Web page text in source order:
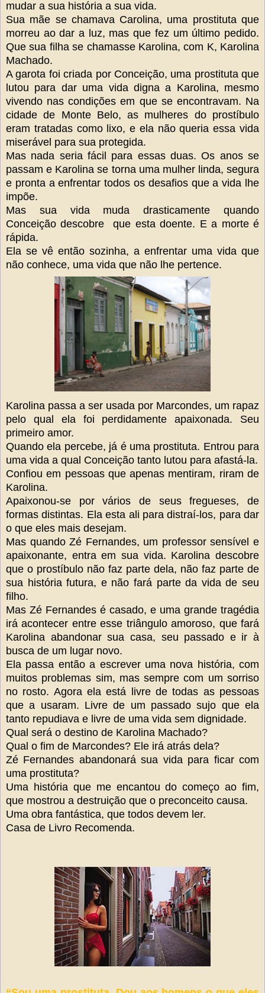
mudar a sua história a sua vida.
Sua mãe se chamava Carolina, uma prostituta que
morreu ao dar a luz, mas que fez um último pedido.
Que sua filha se chamasse Karolina, com K, Karolina
Machado.
A garota foi criada por Conceição, uma prostituta que
lutou para dar uma vida digna a Karolina, mesmo
vivendo nas condições em que se encontravam. Na
cidade de Monte Belo, as mulheres do prostíbulo
eram tratadas como lixo, e ela não queria essa vida
miserável para sua protegida.
Mas nada seria fácil para essas duas. Os anos se
passam e Karolina se torna uma mulher linda, segura
e pronta a enfrentar todos os desafios que a vida lhe
impõe.
Mas sua vida muda drasticamente quando
Conceição descobre que esta doente. E a morte é
rápida.
Ela se vê então sozinha, a enfrentar uma vida que
não conhece, uma vida que não lhe pertence.
Karolina passa a ser usada por Marcondes, um rapaz
pelo qual ela foi perdidamente apaixonada. Seu
primeiro amor.
Quando ela percebe, já é uma prostituta. Entrou para
uma vida a qual Conceição tanto lutou para afastá-la.
Confiou em pessoas que apenas mentiram, riram de
Karolina.
Apaixonou-se por vários de seus fregueses, de
formas distintas. Ela esta ali para distraí-los, para dar
o que eles mais desejam.
Mas quando Zé Fernandes, um professor sensível e
apaixonante, entra em sua vida. Karolina descobre
que o prostíbulo não faz parte dela, não faz parte de
sua história futura, e não fará parte da vida de seu
filho.
Mas Zé Fernandes é casado, e uma grande tragédia
irá acontecer entre esse triângulo amoroso, que fará
Karolina abandonar sua casa, seu passado e ir à
busca de um lugar novo.
Ela passa então a escrever uma nova história, com
muitos problemas sim, mas sempre com um sorriso
no rosto. Agora ela está livre de todas as pessoas
que a usaram. Livre de um passado sujo que ela
tanto repudiava e livre de uma vida sem dignidade.
Qual será o destino de Karolina Machado?
Qual o fim de Marcondes? Ele irá atrás dela?
Zé Fernandes abandonará sua vida para ficar com
uma prostituta?
Uma história que me encantou do começo ao fim,
que mostrou a destruição que o preconceito causa.
Uma obra fantástica, que todos devem ler.
Casa de Livro Recomenda.